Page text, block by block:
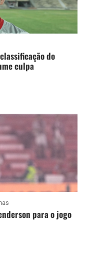
do
culpa
para o jogo